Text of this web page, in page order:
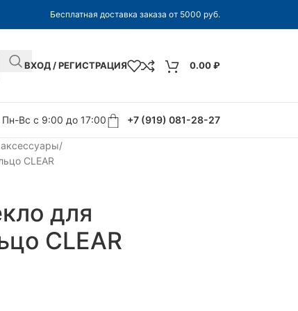
Бесплатная доставка заказа от 5000 руб.
ВХОД / РЕГИСТРАЦИЯ 0.00₽
Пн-Вс с 9:00 до 17:00 +7 (919) 081-28-27
CLEAR
для
CLEAR